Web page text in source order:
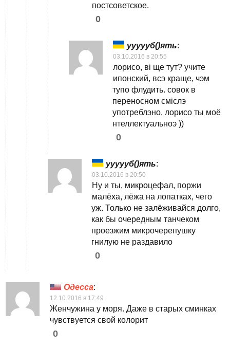
постсоветское.
0
уууууб()ять:
03.10.2016 в 20:55
лорисо, вi ще тут? учите
ипонский, всэ краще, чэм
тупо флудить. совок в
переносном смiслэ
употреблэно, лорисо ты моё
нтеллектуальноэ ))
0
уууууб()ять:
03.10.2016 в 20:50
Ну и ты, микроцефал, поржи
малёха, лёжа на лопатках, чего
уж. Только не залёживайся долго,
как бы очередным танчеком
проезжим микрочерепушку
гнилую не раздавило
0
Одесса:
12.10.2016 в 17:49
Женчужина у моря. Даже в старых сминках
чувствуется свой колорит
0